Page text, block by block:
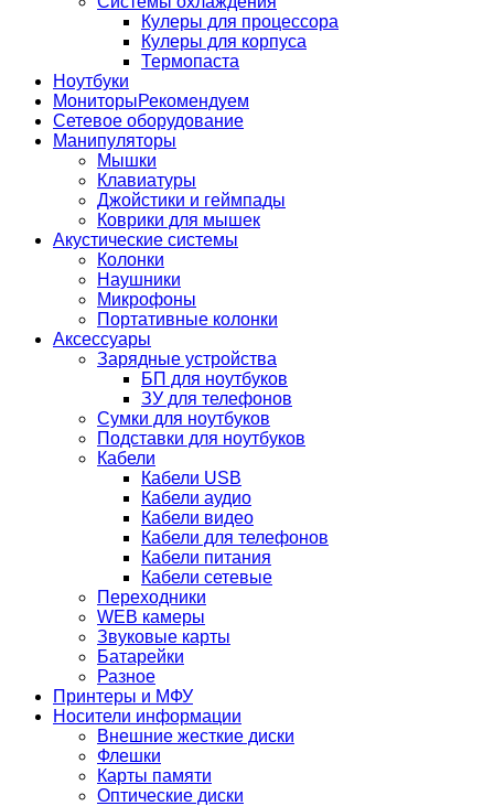
Кулеры для процессора
Кулеры для корпуса
Термопаста
Ноутбуки
МониторыРекомендуем
Сетевое оборудование
Манипуляторы
Мышки
Клавиатуры
Джойстики и геймпады
Коврики для мышек
Акустические системы
Колонки
Наушники
Микрофоны
Портативные колонки
Аксессуары
Зарядные устройства
БП для ноутбуков
ЗУ для телефонов
Сумки для ноутбуков
Подставки для ноутбуков
Кабели
Кабели USB
Кабели аудио
Кабели видео
Кабели для телефонов
Кабели питания
Кабели сетевые
Переходники
WEB камеры
Звуковые карты
Батарейки
Разное
Принтеры и МФУ
Носители информации
Внешние жесткие диски
Флешки
Карты памяти
Оптические диски